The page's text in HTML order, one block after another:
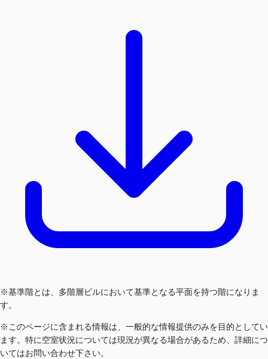
※基準階とは、多階層ビルにおいて基準となる平面を持つ階になりま
す。
※このページに含まれる情報は、一般的な情報提供のみを目的としてい
ます。特に空室状況については現況が異なる場合があるため、詳細につ
いてはお問い合わせ下さい。